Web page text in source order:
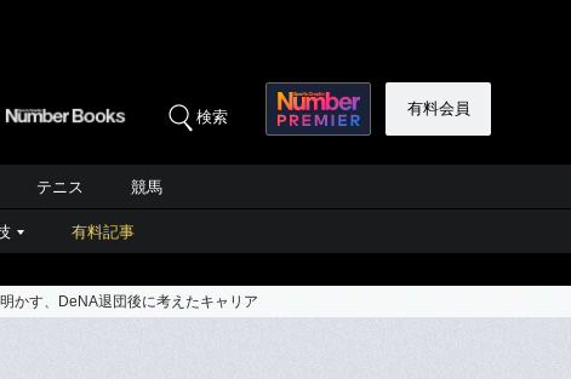
検索 有料会員
テニス 競馬
有料記事
かす、DeNA退団後に考えたキャリア